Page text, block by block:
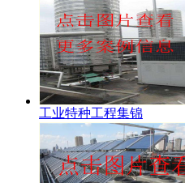
工业特种工程集锦